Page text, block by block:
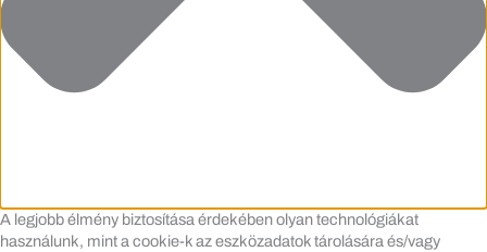
A legjobb élmény biztosítása érdekében olyan technológiákat
használunk, mint a cookie-k az eszközadatok tárolására és/vagy